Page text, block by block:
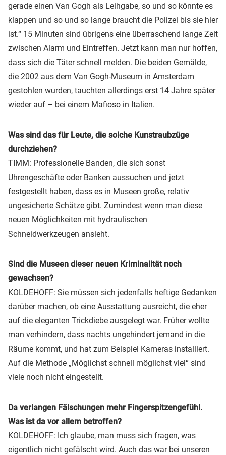
gerade einen Van Gogh als Leihgabe, so und so könnte es
klappen und so und so lange braucht die Polizei bis sie hier
ist.“ 15 Minuten sind übrigens eine überraschend lange Zeit
zwischen Alarm und Eintreffen. Jetzt kann man nur hoffen,
dass sich die Täter schnell melden. Die beiden Gemälde,
die 2002 aus dem Van Gogh-Museum in Amsterdam
gestohlen wurden, tauchten allerdings erst 14 Jahre später
wieder auf – bei einem Mafioso in Italien.
Was sind das für Leute, die solche Kunstraubzüge
durchziehen?
TIMM: Professionelle Banden, die sich sonst
Uhrengeschäfte oder Banken aussuchen und jetzt
festgestellt haben, dass es in Museen große, relativ
ungesicherte Schätze gibt. Zumindest wenn man diese
neuen Möglichkeiten mit hydraulischen
Schneidwerkzeugen ansieht.
Sind die Museen dieser neuen Kriminalität noch
gewachsen?
KOLDEHOFF: Sie müssen sich jedenfalls heftige Gedanken
darüber machen, ob eine Ausstattung ausreicht, die eher
auf die eleganten Trickdiebe ausgelegt war. Früher wollte
man verhindern, dass nachts ungehindert jemand in die
Räume kommt, und hat zum Beispiel Kameras installiert.
Auf die Methode „Möglichst schnell möglichst viel“ sind
viele noch nicht eingestellt.
Da verlangen Fälschungen mehr Fingerspitzengefühl.
Was ist da vor allem betroffen?
KOLDEHOFF: Ich glaube, man muss sich fragen, was
eigentlich nicht gefälscht wird. Auch das war bei unseren